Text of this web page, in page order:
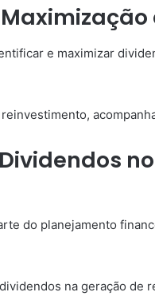
e maximizar
do planejamento
na geração de